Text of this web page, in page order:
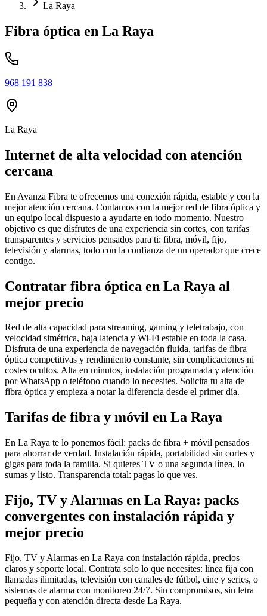
La Raya
Fibra óptica en La Raya
968 191 838
La Raya
Internet de alta velocidad con atención
cercana
En Avanza Fibra te ofrecemos una conexión rápida, estable y con la
mejor atención cercana. Contamos con la mejor red de fibra óptica y
un equipo local dispuesto a ayudarte en todo momento. Nuestro
objetivo es que disfrutes de una experiencia sin cortes, con tarifas
transparentes y servicios pensados para ti: fibra, móvil, fijo,
televisión y alarmas, todo con la confianza de un operador que crece
contigo.
Contratar fibra óptica en La Raya al
mejor precio
Red de alta capacidad para streaming, gaming y teletrabajo, con
velocidad simétrica, baja latencia y Wi-Fi estable en toda la casa.
Disfruta de una experiencia de navegación fluida, tarifas de fibra
óptica competitivas y rendimiento constante, sin complicaciones ni
costes ocultos. Alta en minutos, instalación programada y atención
por WhatsApp o teléfono cuando lo necesites. Solicita tu alta de
fibra óptica y empieza a notar la diferencia desde el primer día.
Tarifas de fibra y móvil en La Raya
En La Raya te lo ponemos fácil: packs de fibra + móvil pensados
para ahorrar de verdad. Instalación rápida, portabilidad sin cortes y
gigas para toda la familia. Si quieres TV o una segunda línea, lo
sumas y listo. Transparencia total: pagas lo que ves.
Fijo, TV y Alarmas en La Raya: packs
convergentes con instalación rápida y
mejor precio
Fijo, TV y Alarmas en La Raya con instalación rápida, precios
claros y soporte local. Contrata solo lo que necesites: línea fija con
llamadas ilimitadas, televisión con canales de fútbol, cine y series, o
sistemas de alarma con monitoreo 24/7. Sin compromisos, sin letra
pequeña y con atención directa desde La Raya.